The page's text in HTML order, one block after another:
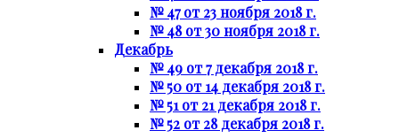
№ 47 от 23 ноября 2018 г.
№ 48 от 30 ноября 2018 г.
Декабрь
№ 49 от 7 декабря 2018 г.
№ 50 от 14 декабря 2018 г.
№ 51 от 21 декабря 2018 г.
№ 52 от 28 декабря 2018 г.